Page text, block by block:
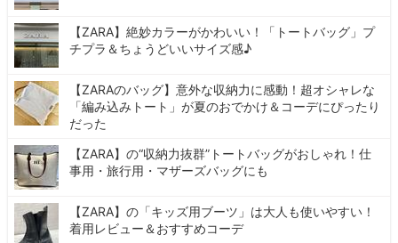
【ZARA】絶妙カラーがかわいい！「トートバッグ」プ
チプラ＆ちょうどいいサイズ感♪
【ZARAのバッグ】意外な収納力に感動！超オシャレな
「編み込みトート」が夏のおでかけ＆コーデにぴったり
だった
【ZARA】の“収納力抜群”トートバッグがおしゃれ！仕
事用・旅行用・マザーズバッグにも
【ZARA】の「キッズ用ブーツ」は大人も使いやすい！
着用レビュー＆おすすめコーデ